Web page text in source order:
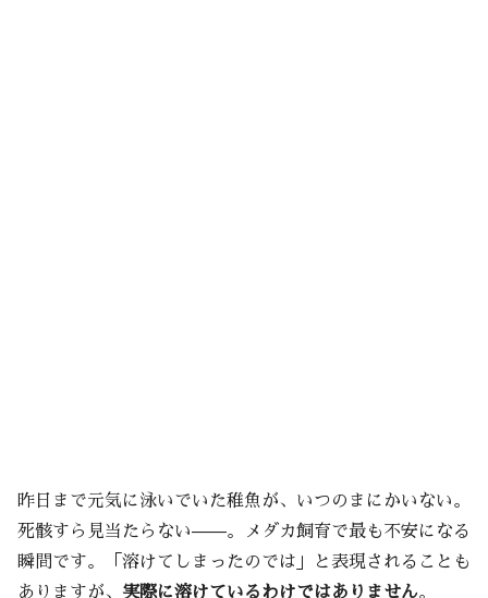
昨日まで元気に泳いでいた稚魚が、いつのまにかいない。
死骸すら見当たらない——。メダカ飼育で最も不安になる
瞬間です。「溶けてしまったのでは」と表現されることも
ありますが、 実際に溶けているわけではありません。